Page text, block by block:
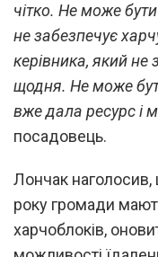
чітко. Не може
не забезпечує
керівника, який
щодня. Не може
вже дала ресурс і
посадовець.
Лончак
року громади
харчоблоків,